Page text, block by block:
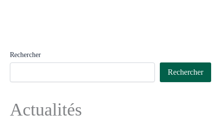
Rechercher
Rechercher
Actualités